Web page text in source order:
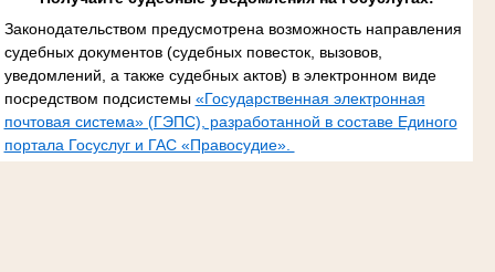
Законодательством предусмотрена возможность направления
судебных документов (судебных повесток, вызовов,
уведомлений, а также судебных актов) в электронном виде
посредством подсистемы «Государственная электронная
почтовая система» (ГЭПС), разработанной в составе Единого
портала Госуслуг и ГАС «Правосудие».